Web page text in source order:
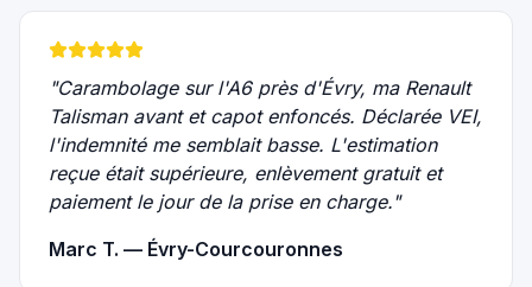
"Carambolage sur l'A6 près d'Évry, ma Renault
Talisman avant et capot enfoncés. Déclarée VEI,
l'indemnité me semblait basse. L'estimation
reçue était supérieure, enlèvement gratuit et
paiement le jour de la prise en charge."
Marc T. — Évry-Courcouronnes